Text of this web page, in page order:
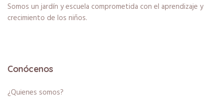
Somos un jardín y escuela comprometida con el aprendizaje y
crecimiento de los niños.
Conócenos
¿Quienes somos?